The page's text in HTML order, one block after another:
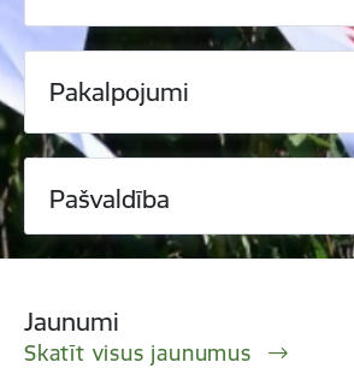
Pakalpojumi
Pašvaldība
Jaunumi
Skatīt visus jaunumus